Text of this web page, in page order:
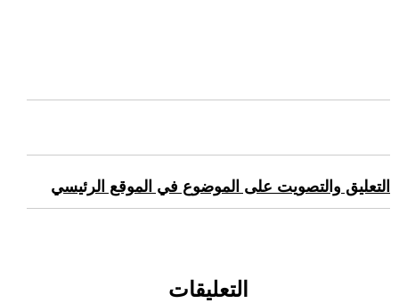
التعليق والتصويت على الموضوع في الموقع الرئيسي
التعليقات